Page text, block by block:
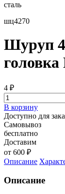
сталь
шц4270
Шуруп
4 ₽
В корзину
Доступно для
Самовывоз
бесплатно
Доставим
от 600 ₽
Описание
Описание